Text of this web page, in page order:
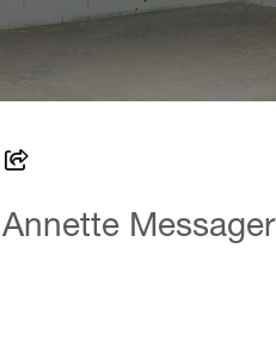
Annette Messager